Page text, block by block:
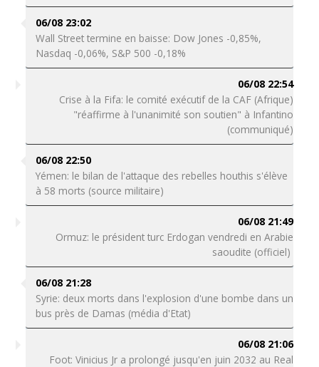
06/08 23:02
Wall Street termine en baisse: Dow Jones -0,85%,
Nasdaq -0,06%, S&P 500 -0,18%
06/08 22:54
Crise à la Fifa: le comité exécutif de la CAF (Afrique)
"réaffirme à l'unanimité son soutien" à Infantino
(communiqué)
06/08 22:50
Yémen: le bilan de l'attaque des rebelles houthis s'élève
à 58 morts (source militaire)
06/08 21:49
Ormuz: le président turc Erdogan vendredi en Arabie
saoudite (officiel)
06/08 21:28
Syrie: deux morts dans l'explosion d'une bombe dans un
bus près de Damas (média d'Etat)
06/08 21:06
Foot: Vinicius Jr a prolongé jusqu'en juin 2032 au Real